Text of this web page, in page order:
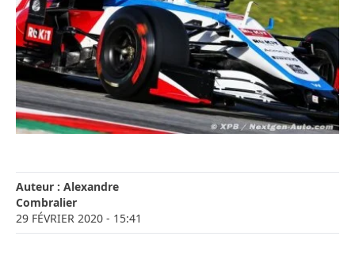
Auteur : Alexandre
Combralier
29 FÉVRIER 2020 - 15:41